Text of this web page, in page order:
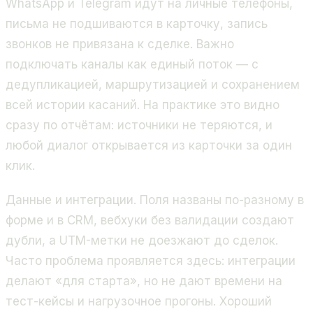
WhatsApp и Telegram идут на личные телефоны,
письма не подшиваются в карточку, запись
звонков не привязана к сделке. Важно
подключать каналы как единый поток — с
дедупликацией, маршрутизацией и сохранением
всей истории касаний. На практике это видно
сразу по отчётам: источники не теряются, и
любой диалог открывается из карточки за один
клик.
Данные и интеграции. Поля названы по-разному в
форме и в CRM, вебхуки без валидации создают
дубли, а UTM-метки не доезжают до сделок.
Часто проблема проявляется здесь: интеграции
делают «для старта», но не дают времени на
тест-кейсы и нагрузочное прогоны. Хороший